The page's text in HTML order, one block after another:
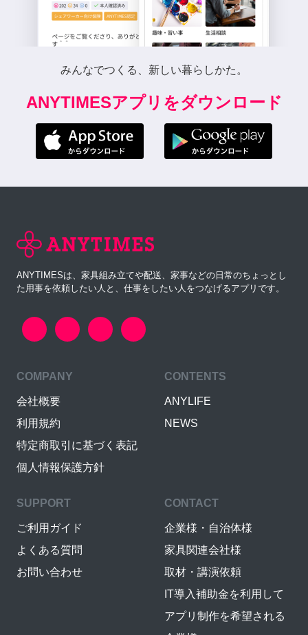
みんなでつくる、新しい暮らしかた。
ANYTIMESアプリをダウンロード
ANYTIMESは、家具組み立てや配送、家事などの日常のちょっとし
た用事を依頼したい人と、仕事をしたい人をつなげるアプリです。
COMPANY
会社概要
利用規約
特定商取引に基づく表記
個人情報保護方針
CONTENTS
ANYLIFE
NEWS
SUPPORT
ご利用ガイド
よくある質問
お問い合わせ
CONTACT
企業様・自治体様
家具関連会社様
取材・講演依頼
IT導入補助金を利用して
アプリ制作を希望される